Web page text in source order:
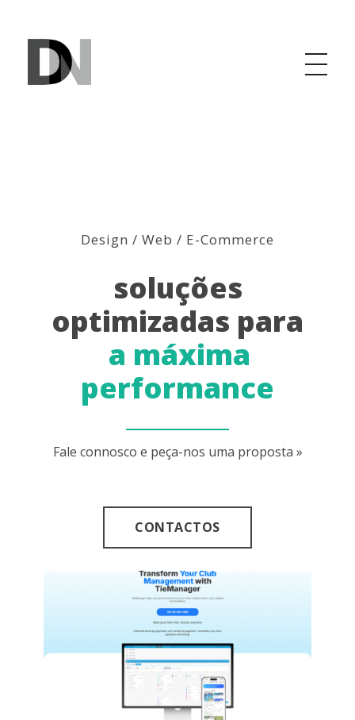
Design / Web / E-Commerce
soluções
optimizadas para
a máxima
performance
Fale connosco e peça-nos uma proposta »
CONTACTOS